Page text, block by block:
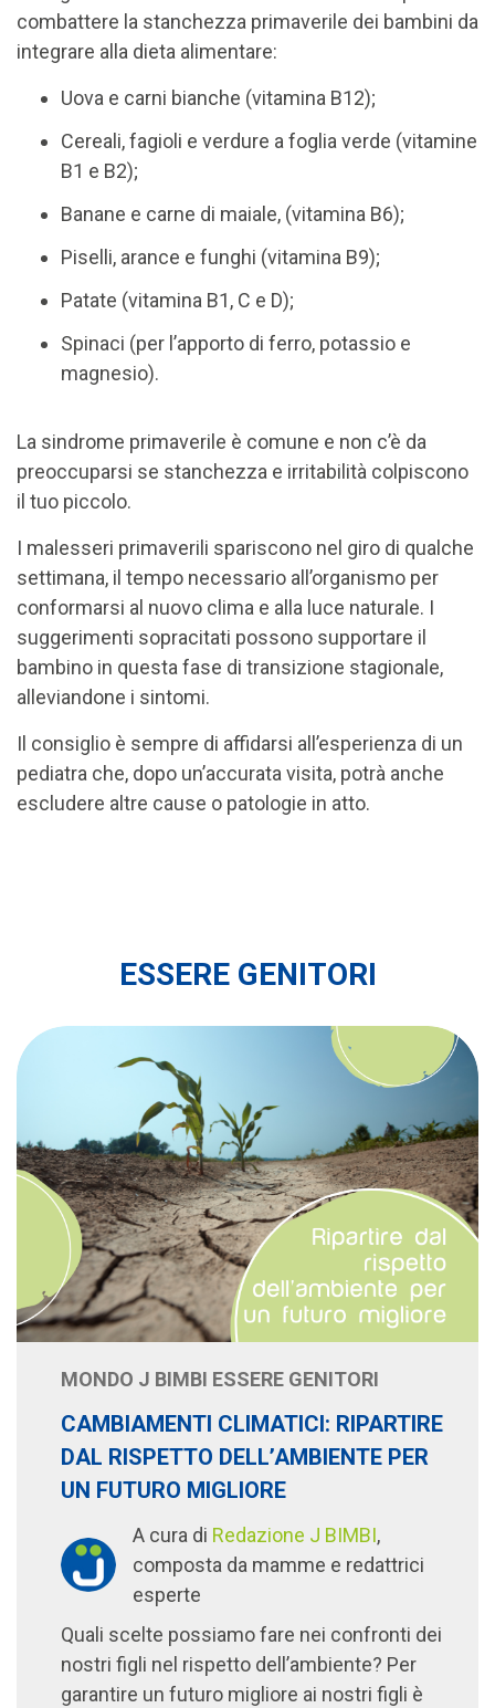
combattere la stanchezza primaverile dei bambini da
integrare alla dieta alimentare:
Uova e carni bianche (vitamina B12);
Cereali, fagioli e verdure a foglia verde (vitamine
B1 e B2);
Banane e carne di maiale, (vitamina B6);
Piselli, arance e funghi (vitamina B9);
Patate (vitamina B1, C e D);
Spinaci (per l’apporto di ferro, potassio e
magnesio).
La sindrome primaverile è comune e non c’è da
preoccuparsi se stanchezza e irritabilità colpiscono
il tuo piccolo.
I malesseri primaverili spariscono nel giro di qualche
settimana, il tempo necessario all’organismo per
conformarsi al nuovo clima e alla luce naturale. I
suggerimenti sopracitati possono supportare il
bambino in questa fase di transizione stagionale,
alleviandone i sintomi.
Il consiglio è sempre di affidarsi all’esperienza di un
pediatra che, dopo un’accurata visita, potrà anche
escludere altre cause o patologie in atto.
ESSERE GENITORI
MONDO J BIMBI ESSERE GENITORI
CAMBIAMENTI CLIMATICI: RIPARTIRE
DAL RISPETTO DELL’AMBIENTE PER
UN FUTURO MIGLIORE
A cura di Redazione J BIMBI,
composta da mamme e redattrici
esperte
Quali scelte possiamo fare nei confronti dei
nostri figli nel rispetto dell’ambiente? Per
garantire un futuro migliore ai nostri figli è